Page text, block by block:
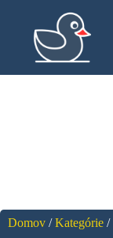
Domov /Kategórie /